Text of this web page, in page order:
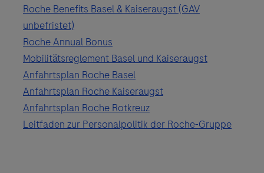
Roche Benefits Basel & Kaiseraugst (GAV
unbefristet)
Roche Annual Bonus
Mobilitätsreglement Basel und Kaiseraugst
Anfahrtsplan Roche Basel
Anfahrtsplan Roche Kaiseraugst
Anfahrtsplan Roche Rotkreuz
Leitfaden zur Personalpolitik der Roche-Gruppe